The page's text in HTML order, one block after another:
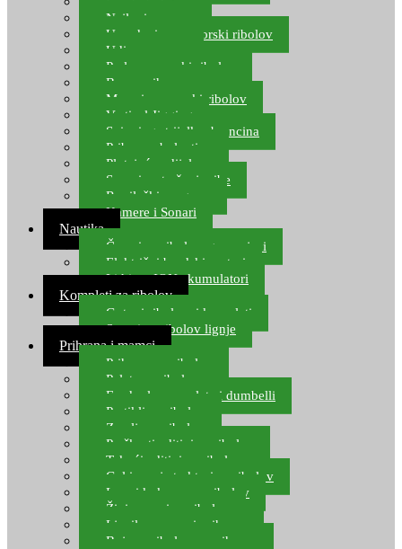
Najloni za more
Upredenice za morski ribolov
Udice za more
Perle za morski ribolov
Brum prihrana za more
Mamci za morski ribolov
Vertical Jigging
Spinning strijelke, brancina
Pribor za bolentino
Plutajuća odijela
Sonari za traženje ribe
Ronilački program
Kamere i Sonari
Nautika
Čamci za ribolov, gumenjaci
Električni brodski motori
Lithium ION akumulatori
Kompleti za ribolov
Gotovi ribolovni kompleti
Setovi za ribolov lignje
Prihrana i mamci
Prihrana za ribolov
Pelete za ribolov
Feeder lovne pelete i dumbelli
Partikli za ribolov
Zemlja za ribolov
Praškasti aditivi za ribolov
Tekući aditivi za ribolov
Gel i sprej atraktori za ribolov
Lovni kukuruz za ribolov
Živi mamci za ribolov
Ljepilo za crve i prihranu
Boje za ribolovnu prihranu